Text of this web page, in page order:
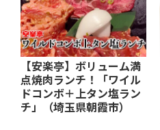
【安楽亭】ボリューム満
点焼肉ランチ！「ワイル
ドコンボ＋上タン塩ラン
チ」（埼玉県朝霞市）